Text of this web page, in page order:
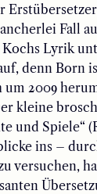
Fall
Lyrik
denn Born
2009
kleine
und Spiele“
ins –
versuchen,